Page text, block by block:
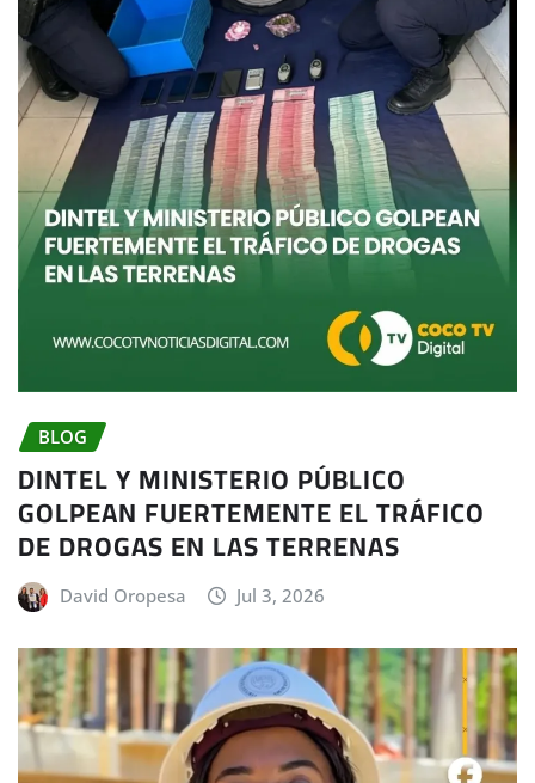
BLOG
DINTEL Y MINISTERIO PÚBLICO
GOLPEAN FUERTEMENTE EL TRÁFICO
DE DROGAS EN LAS TERRENAS
David Oropesa Jul 3, 2026